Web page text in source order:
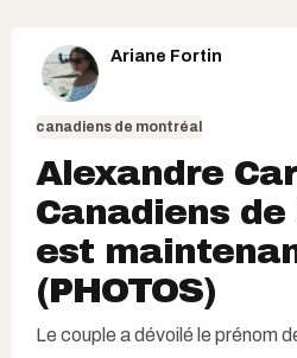
Ariane Fortin
canadiens de montréal
Alexandre
Canadiens
est
(PHOTOS)
Le couple a dévoilé le prénom